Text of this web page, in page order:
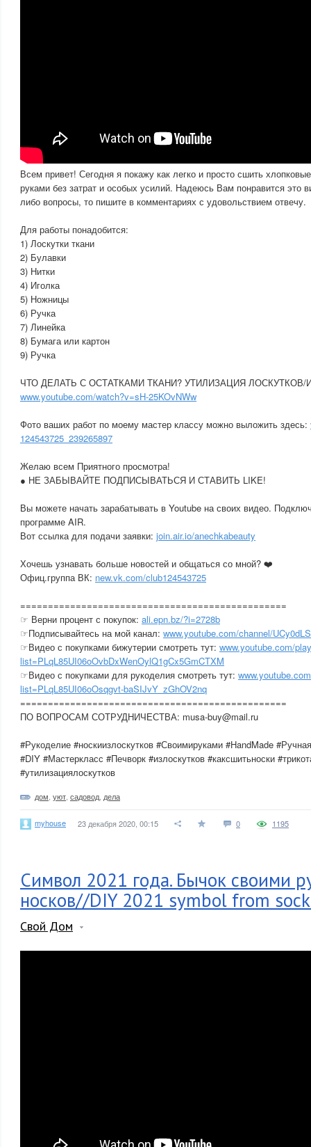
Всем привет! Сегодня я покажу как легко и просто сшить
руками без затрат и особых усилий. Надеюсь Вам понравится это
либо вопросы, то пишите в комментариях с удовольствием отвечу.
Для работы понадобится:
1) Лоскутки ткани
2) Булавки
3) Нитки
4) Иголка
5) Ножницы
6) Ручка
7) Линейка
8) Бумага или картон
9) Ручка
ЧТО ДЕЛАТЬ С ОСТАТКАМИ ТКАНИ? УТИЛИЗАЦИЯ ЛОСКУТКОВ/
www.youtube.com/watch?v=sH-25KOvNWw
Фото ваших работ по моему мастер классу можно выложить здесь:
124543725_239265897
Желаю всем Приятного просмотра!
● НЕ ЗАБЫВАЙТЕ ПОДПИСЫВАТЬСЯ И СТАВИТЬ LIKE!
Вы можете начать зарабатывать в Youtube на своих видео.
программе AIR.
Вот ссылка для подачи заявки: join.air.io/anechkabeauty
Хочешь узнавать больше новостей и общаться со мной? ❤️
Офиц.группа ВК: new.vk.com/club124543725
========================================­========
☞ Верни процент с покупок: ali.epn.bz/?i=2728b
☞Подписывайтесь на мой канал: www.youtube.com/channel/
☞Видео с покупками бижутерии смотреть тут: www.youtube.com/
list=PLqL85UI06oOvbDxWenOylQ1gCx5GmCTXM
☞Видео с покупками для рукоделия смотреть тут:
list=PLqL85UI06oOsqgvt-baSIJvY_zGhOV2nq
========================================­========
ПО ВОПРОСАМ СОТРУДНИЧЕСТВА: musa-buy@mail.ru
#Рукоделие #носкиизлоскутков #Своимируками #HandMade
#DIY #Мастеркласс #Печворк #излоскутков #каксшитьноски
#утилизациялоскутков
дом уют садовод дела
myhouse 23 декабря 2020, 00:15 0 1195
Символ 2021 года. Бычок своими
носков//DIY 2021 symbol from
Свой Дом